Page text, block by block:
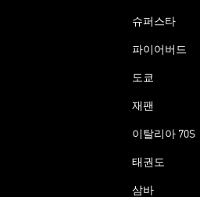
슈퍼스타
파이어버드
도쿄
재팬
이탈리아 70S
태권도
삼바